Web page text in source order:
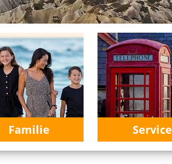
Familie Service